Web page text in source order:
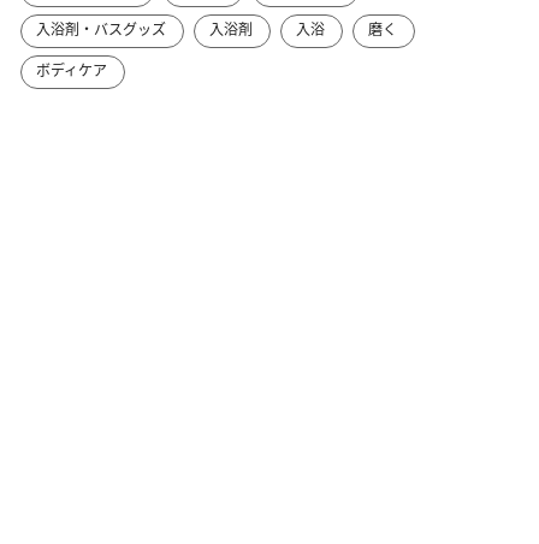
入浴剤・バスグッズ
入浴剤 入浴
磨く
ボディケア